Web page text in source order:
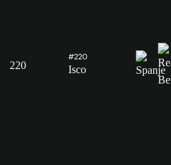
220
#220
Isco